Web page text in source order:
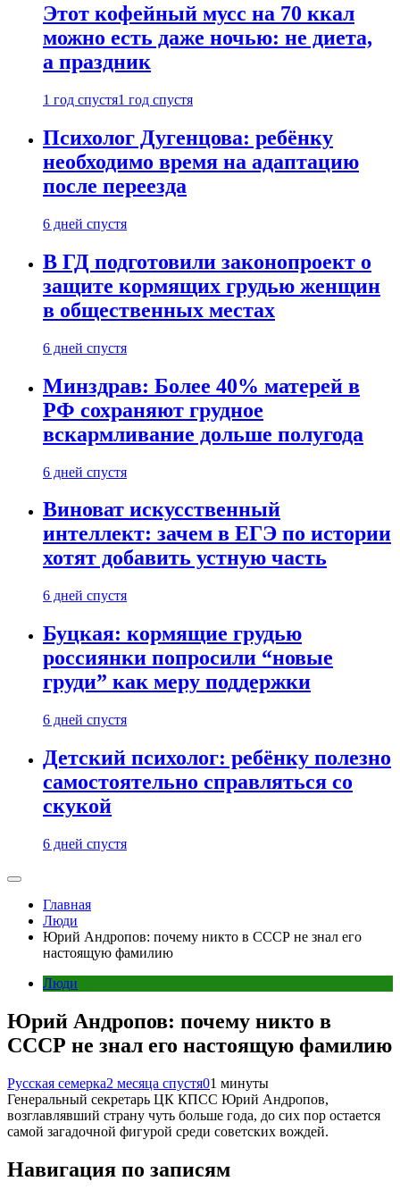
Этот кофейный мусс на 70 ккал
можно есть даже ночью: не диета,
а праздник
1 год спустя1 год спустя
Психолог Дугенцова: ребёнку
необходимо время на адаптацию
после переезда
6 дней спустя
В ГД подготовили законопроект о
защите кормящих грудью женщин
в общественных местах
6 дней спустя
Минздрав: Более 40% матерей в
РФ сохраняют грудное
вскармливание дольше полугода
6 дней спустя
Виноват искусственный
интеллект: зачем в ЕГЭ по истории
хотят добавить устную часть
6 дней спустя
Буцкая: кормящие грудью
россиянки попросили “новые
груди” как меру поддержки
6 дней спустя
Детский психолог: ребёнку полезно
самостоятельно справляться со
скукой
6 дней спустя
Главная
Люди
Юрий Андропов: почему никто в СССР не знал его
настоящую фамилию
Люди
Юрий Андропов: почему никто в
СССР не знал его настоящую фамилию
Русская семерка2 месяца спустя01 минуты
Генеральный секретарь ЦК КПСС Юрий Андропов,
возглавлявший страну чуть больше года, до сих пор остается
самой загадочной фигурой среди советских вождей.
Навигация по записям